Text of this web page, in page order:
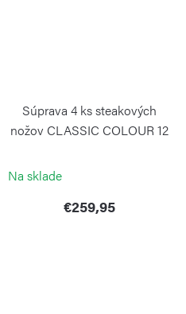
Súprava 4 ks steakových
nožov CLASSIC COLOUR 12
Na sklade
€259,95